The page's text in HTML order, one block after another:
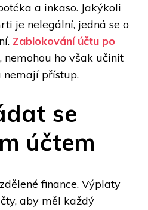
a inkaso. Jakýkoli
je nelegální, jedná se o
Zablokování účtu po
nemohou ho však učinit
nemají přístup.
se
účtem
finance. Výplaty
aby měl každý